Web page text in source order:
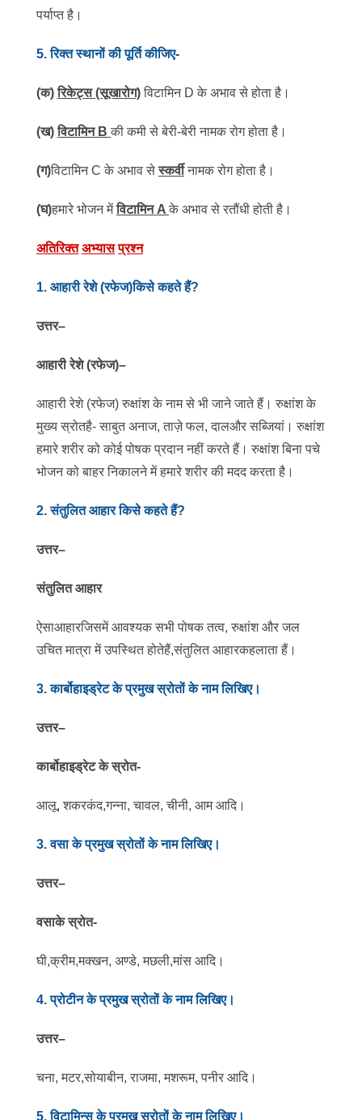
पर्याप्त है।
5. रिक्त स्थानों की पूर्ति कीजिए-
(क)रिकेट्स (सूखारोग)विटामिन D के अभाव से होता है।
(ख)विटामिन Bकी कमी से बेरी-बेरी नामक रोग होता है।
(ग)विटामिन C के अभाव सेस्कर्वीनामक रोग होता है।
(घ)हमारे भोजन मेंविटामिन Aके अभाव से रतौंधी होती है।
अतिरिक्त अभ्यास प्रश्न
1. आहारी रेशे (रफेज)किसे कहते हैं?
उत्तर–
आहारी रेशे (रफेज)–
आहारी रेशे (रफेज) रुक्षांश के नाम से भी जाने जाते हैं। रुक्षांश के
मुख्य स्रोतहै- साबुत अनाज, ताज़े फल, दालऔर सब्जियां। रुक्षांश
हमारे शरीर को कोई पोषक प्रदान नहीं करते हैं। रुक्षांश बिना पचे
भोजन को बाहर निकालने में हमारे शरीर की मदद करता है।
2. संतुलित आहार किसे कहते हैं?
उत्तर–
संतुलित आहार
ऐसाआहारजिसमें आवश्यक सभी पोषक तत्व, रुक्षांश और जल
उचित मात्रा में उपस्थित होतेहैं,संतुलित आहारकहलाता हैं।
3. कार्बोहाइड्रेट के प्रमुख स्रोतों के नाम लिखिए।
उत्तर–
कार्बोहाइड्रेट के स्रोत-
आलू, शकरकंद,गन्ना, चावल, चीनी, आम आदि।
3. वसा के प्रमुख स्रोतों के नाम लिखिए।
उत्तर–
वसाके स्रोत-
घी,क्रीम,मक्खन, अण्डे, मछली,मांस आदि।
4. प्रोटीन के प्रमुख स्रोतों के नाम लिखिए।
उत्तर–
चना, मटर,सोयाबीन, राजमा, मशरूम, पनीर आदि।
5. विटामिन्स के प्रमुख स्रोतों के नाम लिखिए।